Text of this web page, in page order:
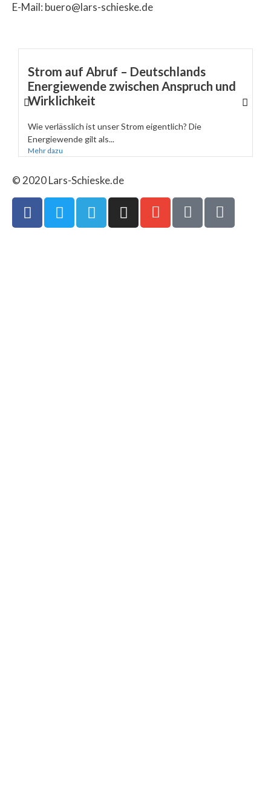
E-Mail: buero@lars-schieske.de
Strom auf Abruf – Deutschlands
Energiewende zwischen Anspruch und
Wirklichkeit
Wie verlässlich ist unser Strom eigentlich? Die
Energiewende gilt als...
Mehr dazu
© 2020 Lars-Schieske.de